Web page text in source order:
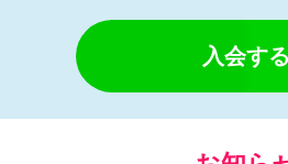
入会する